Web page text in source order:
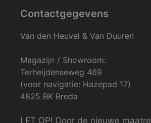
Contactgegevens
Van den Heuvel & Van Duuren
Magazijn / Showroom:
Terheijdenseweg 469
(voor navigatie: Hazepad 17)
4825 BK Breda
LET OP! Door de nieuwe